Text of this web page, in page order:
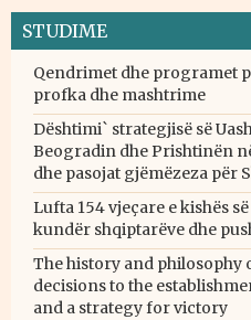
STUDIME
Qendrimet dhe programet
profka dhe mashtrime
Dështimi` strategjisë së
Beogradin dhe Prishtinën
dhe pasojat gjëmëzeza për
Lufta 154 vjeçare e kishës
kundër shqiptarëve dhe
The history and
decisions to the
and a strategy for victory